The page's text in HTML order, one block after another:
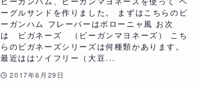
ーグルサンドを作りました。 まずはこちらのビ
ーガンハム フレーバーはボローニャ風 お次
は ビガネーズ （ビーガンマヨネーズ） こち
らのビガネーズシリーズは何種類かあります。
最近ははソイフリー（大豆...
2017年6月29日